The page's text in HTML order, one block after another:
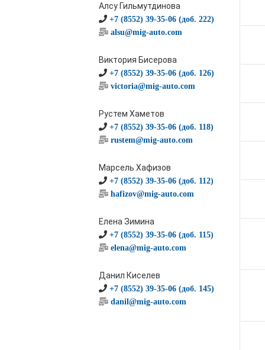
Алсу Гильмутдинова
+7 (8552) 39-35-06 (доб. 222)
alsu@mig-auto.com
Виктория Бисерова
+7 (8552) 39-35-06 (доб. 126)
victoria@mig-auto.com
Рустем Хаметов
+7 (8552) 39-35-06 (доб. 118)
rustem@mig-auto.com
Марсель Хафизов
+7 (8552) 39-35-06 (доб. 112)
hafizov@mig-auto.com
Елена Зимина
+7 (8552) 39-35-06 (доб. 115)
elena@mig-auto.com
Данил Киселев
+7 (8552) 39-35-06 (доб. 145)
danil@mig-auto.com